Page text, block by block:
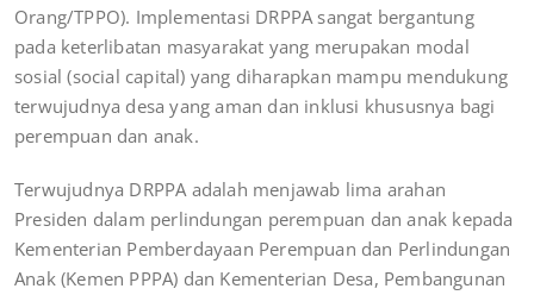
Orang/TPPO). Implementasi DRPPA sangat bergantung
pada keterlibatan masyarakat yang merupakan modal
sosial (social capital) yang diharapkan mampu mendukung
terwujudnya desa yang aman dan inklusi khususnya bagi
perempuan dan anak.
Terwujudnya DRPPA adalah menjawab lima arahan
Presiden dalam perlindungan perempuan dan anak kepada
Kementerian Pemberdayaan Perempuan dan Perlindungan
Anak (Kemen PPPA) dan Kementerian Desa, Pembangunan